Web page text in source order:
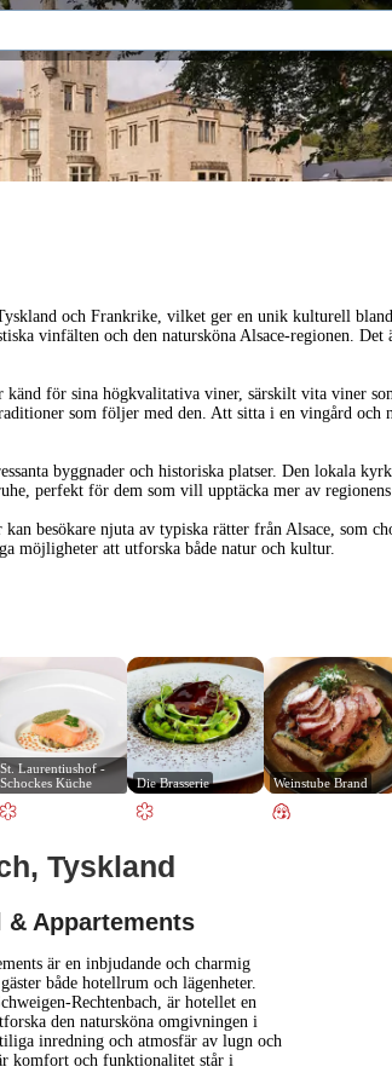
och Frankrike, vilket ger en unik kulturell
vinfälten och den natursköna Alsace-regionen.
känd för sina högkvalitativa viner, särskilt vita viner
som följer med den. Att sitta i en vingård och
byggnader och historiska platser. Den lokala
perfekt för dem som vill upptäcka mer av
besökare njuta av typiska rätter från Alsace, som
möjligheter att utforska både natur och kultur.
St. Laurentiushof -
Schockes Küche
Die Brasserie Weinstube Brand
Tyskland
& Appartements
är en inbjudande och charmig
både hotellrum och lägenheter.
Rechtenbach, är hotellet en
den natursköna omgivningen i
inredning och atmosfär av lugn och
komfort och funktionalitet står i